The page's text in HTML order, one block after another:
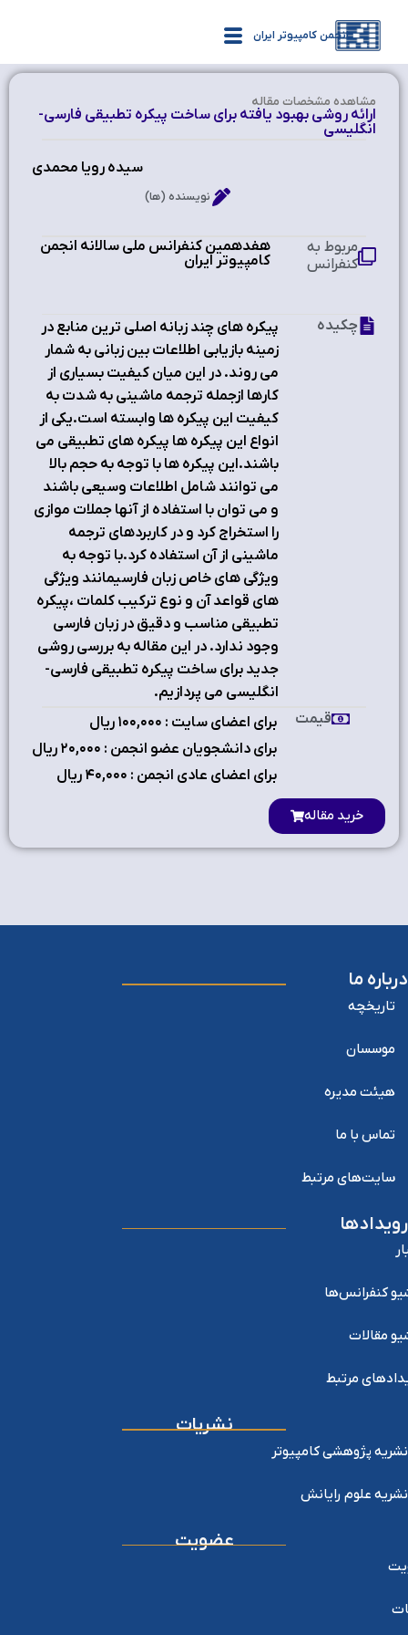
انجمن کامپیوتر ایران
مشاهده‌ مشخصات مقاله
ارائه روشی بهبود یافته برای ساخت پیکره تطبیقی فارسی-
انگلیسی
سیده رویا محمدی
نویسنده (ها)
هفدهمین کنفرانس ملی سالانه انجمن
کامپیوتر ایران ‫
مربوط به
کنفرانس
پیکره های چند زبانه اصلی ترین منابع در
زمینه بازیابی اطلاعات بین زبانی به شمار
می روند. در این میان کیفیت بسیاری از
کارها ازجمله ترجمه ماشینی به شدت به
کیفیت این پیکره ها وابسته است.یکی از
انواع این پیکره ها پیکره های تطبیقی می
باشند.این پیکره ها با توجه به حجم بالا
می توانند شامل اطلاعات وسیعی باشند
و می توان با استفاده از آنها جملات موازی
را استخراج کرد و در کاربردهای ترجمه
ماشینی از آن استفاده کرد.با توجه به
ویژگی های خاص زبان فارسیمانند ویژگی
های قواعد آن و نوع ترکیب کلمات ،پیکره
تطبیقی مناسب و دقیق در زبان فارسی
وجود ندارد. در این مقاله به بررسی روشی
جدید برای ساخت پیکره تطبیقی فارسی-
انگلیسی می پردازیم.
چکیده
برای اعضای سایت : ۱٠٠,٠٠٠ ریال
برای دانشجویان عضو انجمن : ۲٠,٠٠٠ ریال
برای اعضای عادی انجمن : ۴٠,٠٠٠ ریال
قیمت
خرید مقاله
درباره ما
تاریخچه
موسسان
هیئت مدیره
تماس با ما
سایت‌های مرتبط
رویدادها
کنفرانس‌ها
مقالات
مرتبط
نشریات
نشریه پژوهشی کامپیوتر
نشریه علوم رایانش
عضویت